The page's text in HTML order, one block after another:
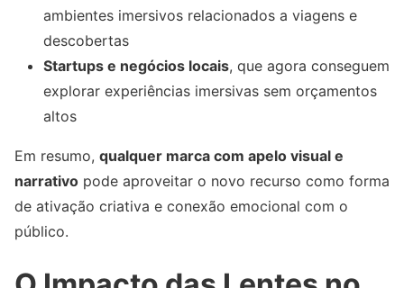
ambientes imersivos relacionados a viagens e
descobertas
Startups e negócios locais, que agora conseguem
explorar experiências imersivas sem orçamentos
altos
Em resumo, qualquer marca com apelo visual e
narrativo pode aproveitar o novo recurso como forma
de ativação criativa e conexão emocional com o
público.